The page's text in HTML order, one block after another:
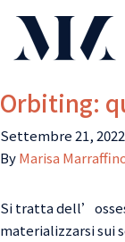
Orbiting:
Settembre 21, 2022
ByMarisa
Si tratta
materializzarsi sui